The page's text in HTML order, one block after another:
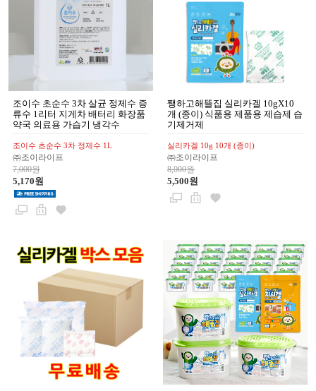
조이수 초순수 3차 살균 정제수 증
류수 1리터 지게차 배터리 화장품
약국 의료용 가습기 냉각수
조이수 초순수 3차 정제수 1L
㈜조이라이프
7,000원
5,170원
쨍하고해뜰집 실리카겔 10gX10
개 (종이) 식품용 제품용 제습제 습
기제거제
실리카겔 10g 10개 (종이)
㈜조이라이프
8,000원
5,500원